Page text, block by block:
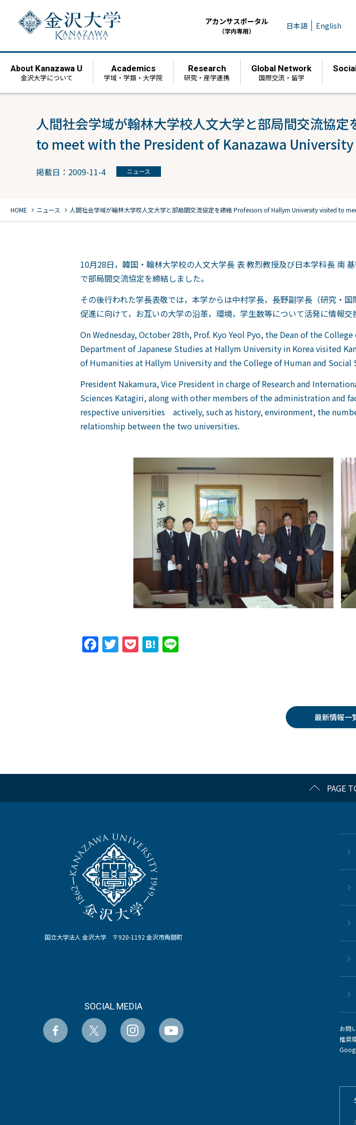
アカンサスポータル
（学内専用） 日本語 English
About Kanazawa U
金沢大学について
Academics
学域・学類・大学院
Research
研究・産学連携
Global Network
国際交流・留学
人間社会学域が翰林大学校人文大学と部局間交流
to meet with the President of Kanazawa University
掲載日：2009-11-4 ニュース
HOME chevron_right ニュース chevron_right 人間社会学域が翰林大学校人文大学と部局間交流協定を締結 Professors of Hallym University visited to
10月28日，韓国・翰林大学校の人文大学長 表 教烈教授及び日本学科長 南
で部局間交流協定を締結しました。
その後行われた学長表敬では，本学からは中村学長，長野副学長（研究・
促進に向けて，お互いの大学の沿革，環境，学生数等について活発に情報交
On Wednesday, October 28th, Prof. Kyo Yeol Pyo, the Dean of the
Department of Japanese Studies at Hallym University in Korea visited
of Humanities at Hallym University and the College of Human and Social
President Nakamura, Vice President in charge of Research and
Sciences Katagiri, along with other members of the administration and
respective universities actively, such as history, environment, the
relationship between the two universities.
Facebook
Twitter
PocketHatena
最新情報一
PAGE
国立大学法人 金沢大学 〒920-1192 金沢市角間町
SOCIAL MEDIA
お問
推奨